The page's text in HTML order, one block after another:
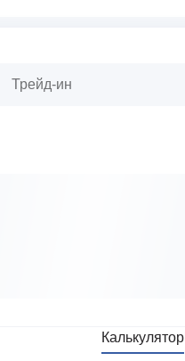
Трейд-ин
Калькулятор